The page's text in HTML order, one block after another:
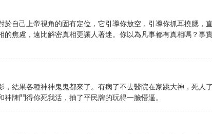
於自己上帝視角的固有定位，它引導你放空，引導你抓耳撓腮，
的焦慮，遠比解密真相更讓人著迷。你以為凡事都有真相嗎？事
，結果各種神神鬼鬼都來了。有病了不去醫院在家跳大神，死人
牌鬥得你死我活，抽了平民牌的玩得一臉懵逼。